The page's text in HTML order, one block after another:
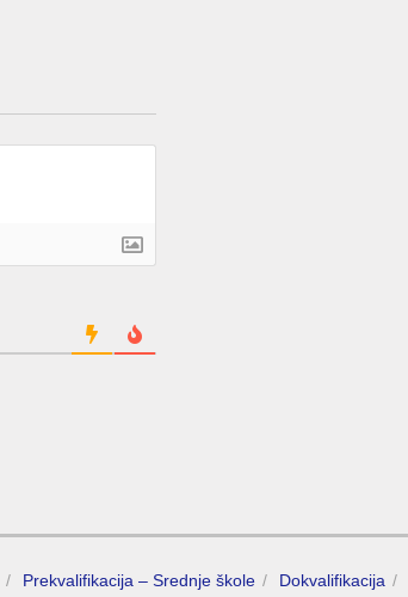
Prekvalifikacija – Srednje škole Dokvalifikacija